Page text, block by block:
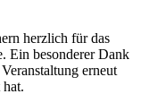
herzlich für das
Ein besonderer Dank
erneut